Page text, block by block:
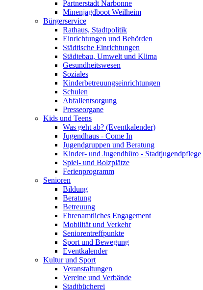
Partnerstadt Narbonne
Minenjagdboot Weilheim
Bürgerservice
Rathaus, Stadtpolitik
Einrichtungen und Behörden
Städtische Einrichtungen
Städtebau, Umwelt und Klima
Gesundheitswesen
Soziales
Kinderbetreuungseinrichtungen
Schulen
Abfallentsorgung
Presseorgane
Kids und Teens
Was geht ab? (Eventkalender)
Jugendhaus - Come In
Jugendgruppen und Beratung
Kinder- und Jugendbüro - Stadtjugendpflege
Spiel- und Bolzplätze
Ferienprogramm
Senioren
Bildung
Beratung
Betreuung
Ehrenamtliches Engagement
Mobilität und Verkehr
Seniorentreffpunkte
Sport und Bewegung
Eventkalender
Kultur und Sport
Veranstaltungen
Vereine und Verbände
Stadtbücherei